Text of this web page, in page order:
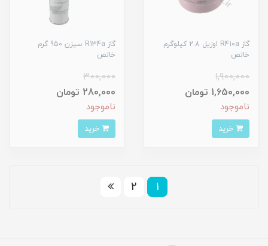
گاز R410a اوزیل 2.8 کیلوگرم
خالص
1,900,000
1,650,000 تومان
ناموجود
گاز R134a سیزن 950 گرم
خالص
300,000
280,000 تومان
ناموجود
1
2